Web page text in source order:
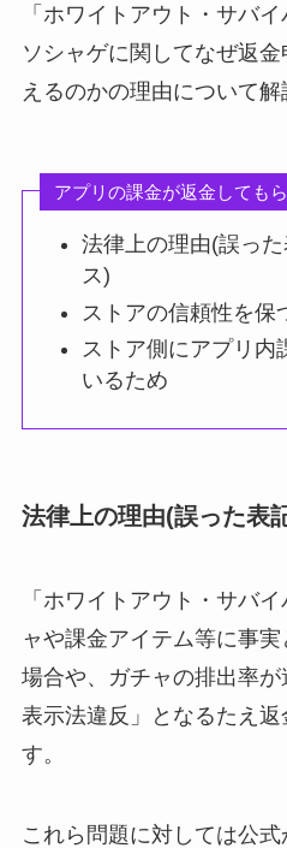
「ホワイトアウト・サバ
ソシャゲに関してなぜ返
えるのかの理由について解
アプリの課金が返金しても
法律上の理由(誤っ
ス)
ストアの信頼性を保
ストア側にアプリ内
いるため
法律上の理由(誤った表
「ホワイトアウト・サバ
ャや課金アイテム等に事
場合や、ガチャの排出率
表示法違反」となるたえ
す。
これら問題に対しては公